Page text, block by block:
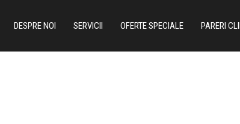
DESPRE NOI SERVICII OFERTE SPECIALE PARERI